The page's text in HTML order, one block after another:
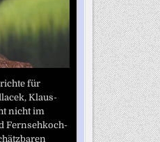
für
Klaus-
nicht im
Fernsehkoch-